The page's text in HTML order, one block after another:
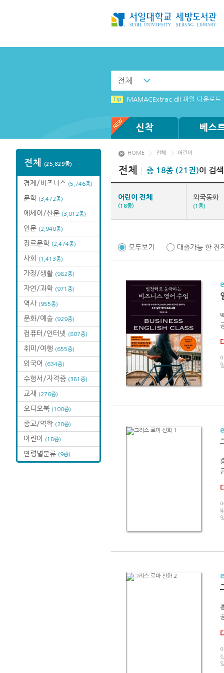
전체
Tip [전자책 이용제한 : 졸업생] 도서관
신착 베스
전체 (25,829종)
경제/비즈니스 (5,746종)
문학 (3,472종)
에세이/산문 (3,012종)
인문 (2,940종)
장르문학 (2,474종)
사회 (1,413종)
가정/생활 (982종)
자연/과학 (971종)
역사 (955종)
문화/예술 (929종)
컴퓨터/인터넷 (807종)
취미/여행 (655종)
외국어 (634종)
수험서/자격증 (381종)
교재 (276종)
오디오북 (100종)
종교/역학 (20종)
어린이 (18종)
연령별분류 (9종)
HOME 전체 어린이
전체 총 18종 (21권)이 검
어린이 전체
(18종)
외국동화
(1종)
모두보기 대출가능 한 전